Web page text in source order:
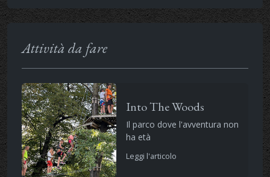
Attività da fare
Into The Woods
Il parco dove l'avventura non
ha età
Leggi l'articolo